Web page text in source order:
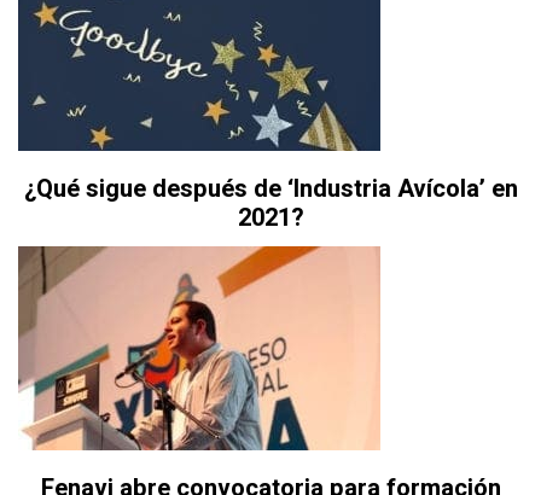
¿Qué sigue después de ‘Industria Avícola’ en
2021?
Fenavi abre convocatoria para formación